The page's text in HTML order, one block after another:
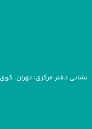
نشانی دفتر مرکزی: تهران، کوی